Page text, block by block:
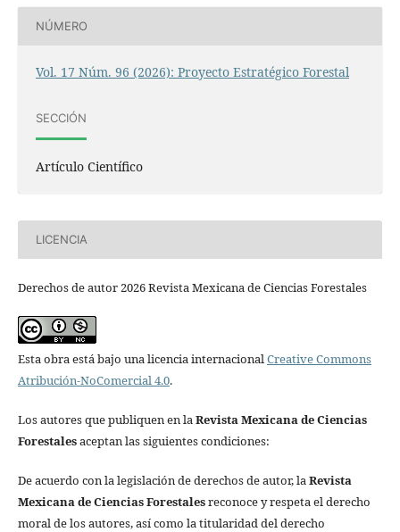
NÚMERO
Vol. 17 Núm. 96 (2026): Proyecto Estratégico Forestal
SECCIÓN
Artículo Científico
LICENCIA
Derechos de autor 2026 Revista Mexicana de Ciencias Forestales
Esta obra está bajo una licencia internacionalCreative Commons
Atribución-NoComercial 4.0.
Los autores que publiquen en laRevista Mexicana de Ciencias
Forestalesaceptan las siguientes condiciones:
De acuerdo con la legislación de derechos de autor, laRevista
Mexicana de Ciencias Forestalesreconoce y respeta el derecho
moral de los autores, así como la titularidad del derecho